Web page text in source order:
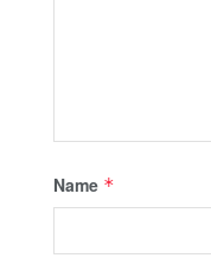
Name *